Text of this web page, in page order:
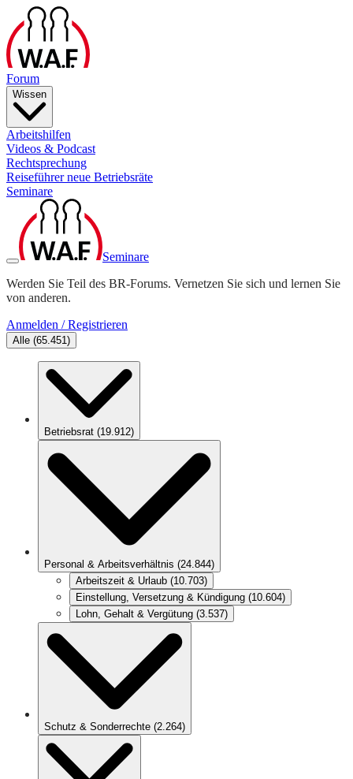
Forum
Wissen
Arbeitshilfen
Videos & Podcast
Rechtsprechung
Reiseführer neue Betriebsräte
Seminare
Seminare
Werden Sie Teil des BR-Forums. Vernetzen Sie sich und lernen Sie
von anderen.
Anmelden / Registrieren
Alle (65.451)
Betriebsrat (19.912)
Personal & Arbeitsverhältnis (24.844)
Arbeitszeit & Urlaub (10.703)
Einstellung, Versetzung & Kündigung (10.604)
Lohn, Gehalt & Vergütung (3.537)
Schutz & Sonderrechte (2.264)